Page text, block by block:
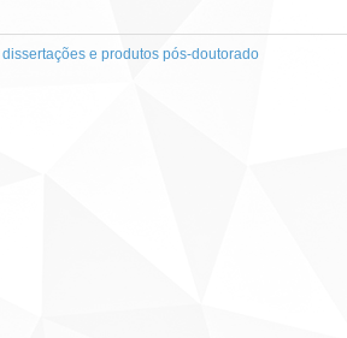
dissertações e produtos pós-doutorado